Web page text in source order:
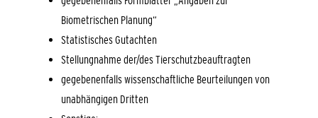
Biometrischen Planung“
Statistisches Gutachten
Stellungnahme der/des Tierschutzbeauftragten
gegebenenfallswissenschaftliche Beurteilungen von
unabhängigen Dritten